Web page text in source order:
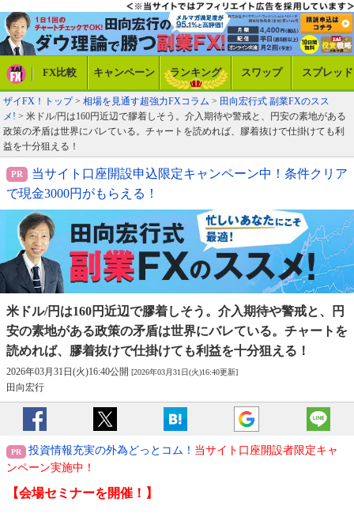
FX比較 キャンペーン ランキング スワップ スプレッド
ザイFX！トップ> 相場を見通す超強力FXコラム > 田向宏行式 副業FXのスス
メ! > 米ドル/円は160円近辺で膠着しそう。介入期待や警戒と、円安の素地がある
政策の矛盾は世界にバレている。チャートを読めれば、膠着抜けで仕掛けても利
益を十分狙える！
当サイト口座開設申込限定キャンペーン中！条件クリア
で現金3000円がもらえる！
米ドル/円は160円近辺で膠着しそう。介入期待や警戒と、円
安の素地がある政策の矛盾は世界にバレている。チャートを
読めれば、膠着抜けで仕掛けても利益を十分狙える！
2026年03月31日(火)16:40公開 [2026年03月31日(火)16:40更新]
田向宏行
投資情報充実の外為どっとコム！ 当サイト口座開設者限定キャ
ンペーン実施中！
【会場セミナーを開催！】